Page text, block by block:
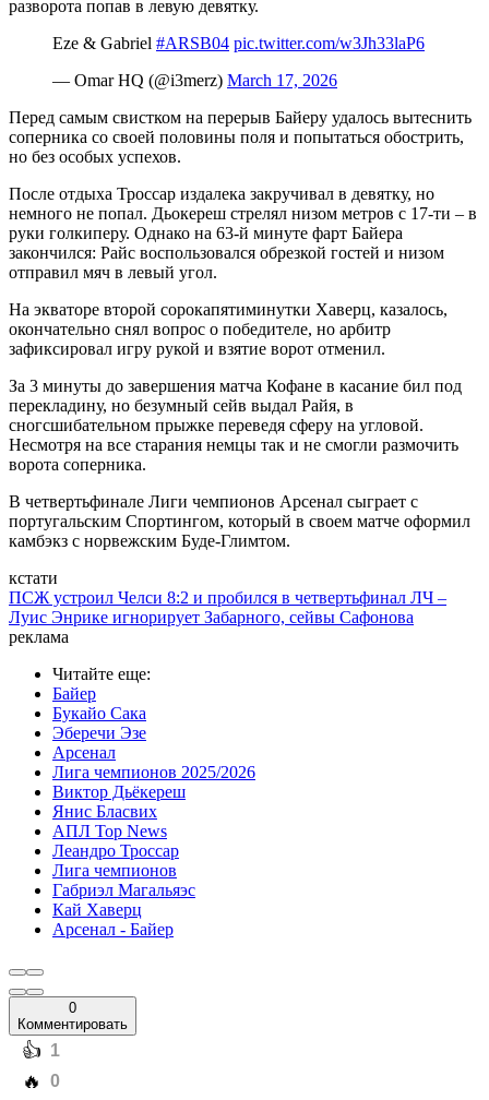
разворота попав в левую девятку.
Eze & Gabriel #ARSB04 pic.twitter.com/w3Jh33laP6
— Omar HQ (@i3merz) March 17, 2026
Перед самым свистком на перерыв Байеру удалось вытеснить
соперника со своей половины поля и попытаться обострить,
но без особых успехов.
После отдыха Троссар издалека закручивал в девятку, но
немного не попал. Дьокереш стрелял низом метров с 17-ти – в
руки голкиперу. Однако на 63-й минуте фарт Байера
закончился: Райс воспользовался обрезкой гостей и низом
отправил мяч в левый угол.
На экваторе второй сорокапятиминутки Хаверц, казалось,
окончательно снял вопрос о победителе, но арбитр
зафиксировал игру рукой и взятие ворот отменил.
За 3 минуты до завершения матча Кофане в касание бил под
перекладину, но безумный сейв выдал Райя, в
сногсшибательном прыжке переведя сферу на угловой.
Несмотря на все старания немцы так и не смогли размочить
ворота соперника.
В четвертьфинале Лиги чемпионов Арсенал сыграет с
португальским Спортингом, который в своем матче оформил
камбэкз с норвежским Буде-Глимтом.
кстати
ПСЖ устроил Челси 8:2 и пробился в четвертьфинал ЛЧ –
Луис Энрике игнорирует Забарного, сейвы Сафонова
реклама
Читайте еще:
Байер
Букайо Сака
Эберечи Эзе
Арсенал
Лига чемпионов 2025/2026
Виктор Дьёкереш
Янис Бласвих
АПЛ Top News
Леандро Троссар
Лига чемпионов
Габриэл Магальяэс
Кай Хаверц
Арсенал - Байер
0
Комментировать
️👍 1
️🔥 0